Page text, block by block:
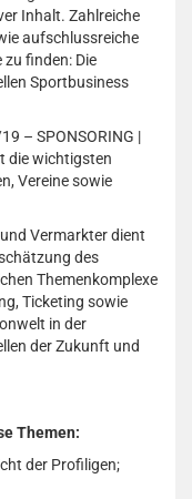
Inhalt. Zahlreiche
aufschlussreiche
finden: Die
Sportbusiness
– SPONSORING |
die wichtigsten
Vereine sowie
Vermarkter dient
des
Themenkomplexe
Ticketing sowie
in der
der Zukunft und
Themen:
der Profiligen;